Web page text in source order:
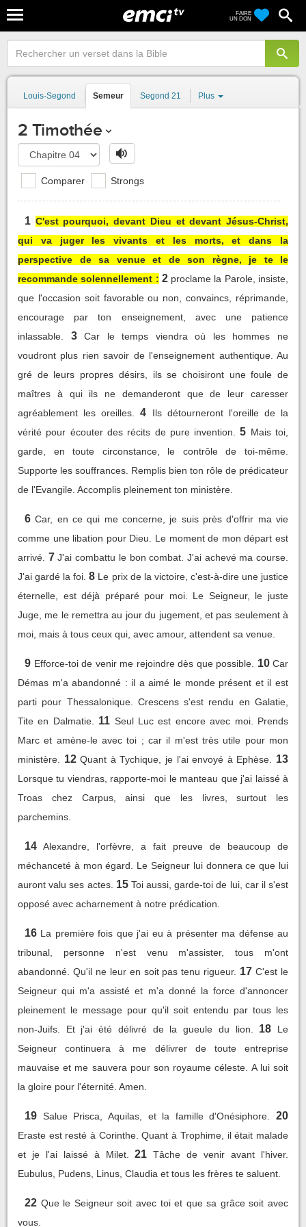
FAIRE
UN DON
Louis-Segond Semeur Segond 21 Plus
2 Timothée
Comparer Strongs
1 C'est pourquoi, devant Dieu et devant Jésus-Christ,
qui va juger les vivants et les morts, et dans la
perspective de sa venue et de son règne, je te le
recommande solennellement : 2 proclame la Parole, insiste,
que l'occasion soit favorable ou non, convaincs, réprimande,
encourage par ton enseignement, avec une patience
inlassable.
3
Car le temps viendra où les hommes ne
voudront plus rien savoir de l'enseignement authentique. Au
gré de leurs propres désirs, ils se choisiront une foule de
maîtres à qui ils ne demanderont que de leur caresser
agréablement les oreilles.
4
Ils détourneront l'oreille de la
vérité pour écouter des récits de pure invention.
5 Mais toi,
garde, en toute circonstance, le contrôle de toi-même.
Supporte les souffrances. Remplis bien ton rôle de prédicateur
de l'Evangile. Accomplis pleinement ton ministère.
6 Car, en ce qui me concerne, je suis près d'offrir ma vie
comme une libation pour Dieu. Le moment de mon départ est
arrivé. 7 J'ai combattu le bon combat. J'ai achevé ma course.
J'ai gardé la foi. 8 Le prix de la victoire, c'est-à-dire une justice
éternelle, est déjà préparé pour moi. Le Seigneur, le juste
Juge, me le remettra au jour du jugement, et pas seulement à
moi, mais à tous ceux qui, avec amour, attendent sa venue.
9 Efforce-toi de venir me rejoindre dès que possible. 10 Car
Démas m'a abandonné : il a aimé le monde présent et il est
parti pour Thessalonique. Crescens s'est rendu en Galatie,
Tite en Dalmatie.
11 Seul Luc est encore avec moi. Prends
Marc et amène-le avec toi ; car il m'est très utile pour mon
ministère.
12 Quant à Tychique, je l'ai envoyé à Ephèse. 13
Lorsque tu viendras, rapporte-moi le manteau que j'ai laissé à
Troas chez Carpus, ainsi que les livres, surtout les
parchemins.
14 Alexandre, l'orfèvre, a fait preuve de beaucoup de
méchanceté à mon égard. Le Seigneur lui donnera ce que lui
auront valu ses actes. 15 Toi aussi, garde-toi de lui, car il s'est
opposé avec acharnement à notre prédication.
16 La première fois que j'ai eu à présenter ma défense au
tribunal, personne n'est venu m'assister, tous m'ont
abandonné. Qu'il ne leur en soit pas tenu rigueur. 17 C'est le
Seigneur qui m'a assisté et m'a donné la force d'annoncer
pleinement le message pour qu'il soit entendu par tous les
non-Juifs. Et j'ai été délivré de la gueule du lion.
18
Le
Seigneur continuera à me délivrer de toute entreprise
mauvaise et me sauvera pour son royaume céleste. A lui soit
la gloire pour l'éternité. Amen.
19 Salue Prisca, Aquilas, et la famille d'Onésiphore. 20
Eraste est resté à Corinthe. Quant à Trophime, il était malade
et je l'ai laissé à Milet.
21 Tâche de venir avant l'hiver.
Eubulus, Pudens, Linus, Claudia et tous les frères te saluent.
22 Que le Seigneur soit avec toi et que sa grâce soit avec
vous.